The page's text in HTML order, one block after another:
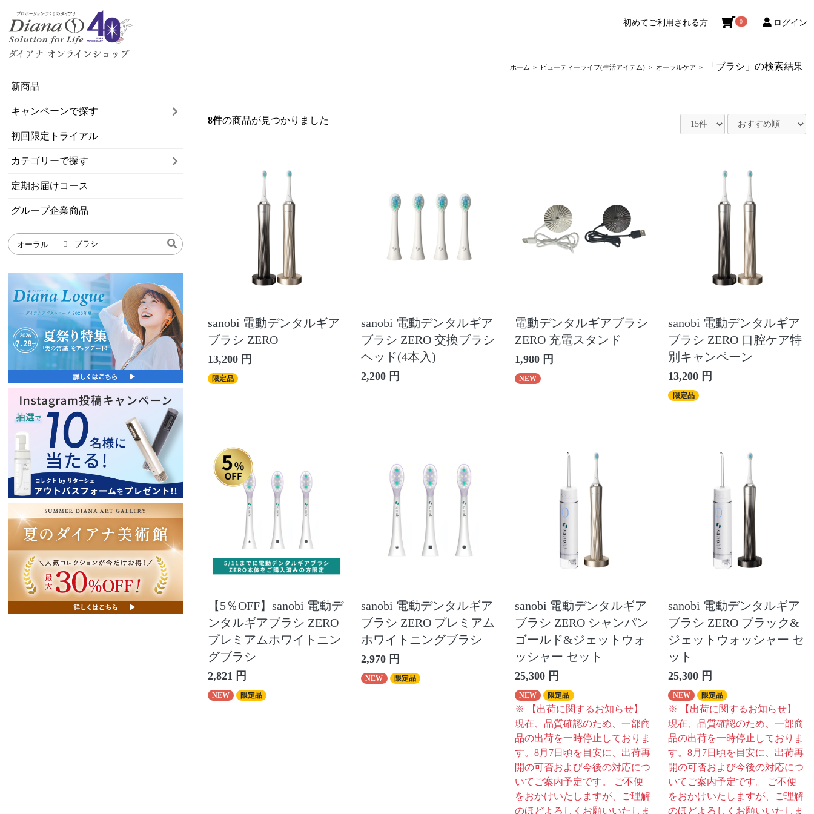
新商品
キャンペーンで探す
初回限定トライアル
カテゴリーで探す
定期お届けコース
グループ企業商品
初めてご利用される方 0 ログイン
ホーム ビューティーライフ(生活アイテム) オーラルケア 「ブラシ」の検索結果
8件の商品が見つかりました
sanobi 電動デンタルギア
ブラシ ZERO
13,200 円
限定品
sanobi 電動デンタルギア
ブラシ ZERO 交換ブラシ
ヘッド(4本入)
2,200 円
電動デンタルギアブラシ
ZERO 充電スタンド
1,980 円
NEW
sanobi 電動デンタルギア
ブラシ ZERO 口腔ケア特
別キャンペーン
13,200 円
限定品
【5％OFF】sanobi 電動デ
ンタルギアブラシ ZERO
プレミアムホワイトニン
グブラシ
2,821 円
NEW 限定品
sanobi 電動デンタルギア
ブラシ ZERO プレミアム
ホワイトニングブラシ
2,970 円
NEW 限定品
sanobi 電動デンタルギア
ブラシ ZERO シャンパン
ゴールド&ジェットウォ
ッシャー セット
25,300 円
NEW 限定品
※ 【出荷に関するお知らせ】
現在、品質確認のため、一部商
品の出荷を一時停止しておりま
す。8月7日頃を目安に、出荷再
開の可否および今後の対応につ
いてご案内予定です。 ご不便
をおかけいたしますが、ご理解
のほどよろしくお願いいたしま
sanobi 電動デンタルギア
ブラシ ZERO ブラック&
ジェットウォッシャー セ
ット
25,300 円
NEW 限定品
※ 【出荷に関するお知らせ】
現在、品質確認のため、一部商
品の出荷を一時停止しておりま
す。8月7日頃を目安に、出荷再
開の可否および今後の対応につ
いてご案内予定です。 ご不便
をおかけいたしますが、ご理解
のほどよろしくお願いいたしま